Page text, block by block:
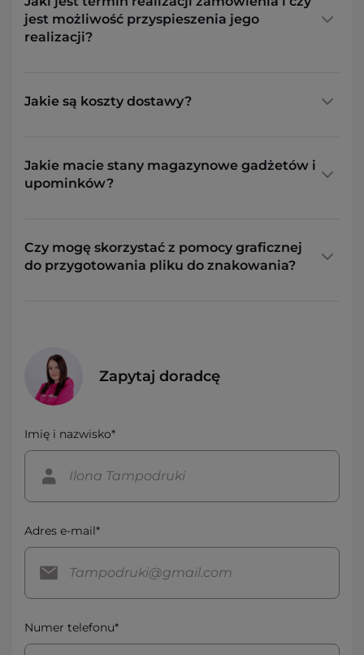
jest możliwość przyspieszenia jego
realizacji?
Jakie są koszty dostawy?
Jakie macie stany magazynowe gadżetów i
upominków?
Czy mogę skorzystać z pomocy graficznej
do przygotowania pliku do znakowania?
Zapytaj doradcę
Imię i nazwisko*
Adres e-mail*
Numer telefonu*